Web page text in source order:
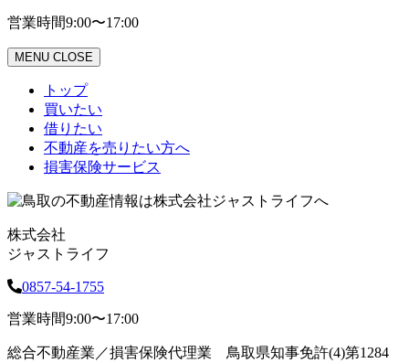
営業時間9:00〜17:00
MENU CLOSE
トップ
買いたい
借りたい
不動産を売りたい方へ
損害保険サービス
株式会社
ジャストライフ
0857-54-1755
営業時間9:00〜17:00
総合不動産業／損害保険代理業 鳥取県知事免許(4)第1284